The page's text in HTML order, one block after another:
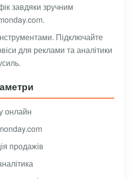
завдяки зручним
Підключайте
для реклами та аналітики
онлайн
продажів